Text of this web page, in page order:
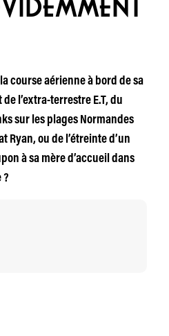
course aérienne à bord de sa
l’extra-terrestre E.T, du
sur les plages Normandes
Ryan, ou de l’étreinte d’un
à sa mère d’accueil dans
?